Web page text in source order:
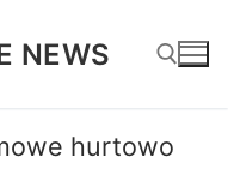
NEWS
hurtowo